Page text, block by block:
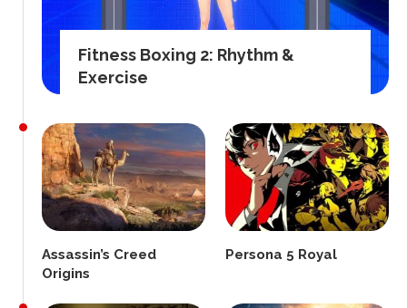
Fitness Boxing 2: Rhythm &
Exercise
Assassin’s Creed
Origins
Persona 5 Royal